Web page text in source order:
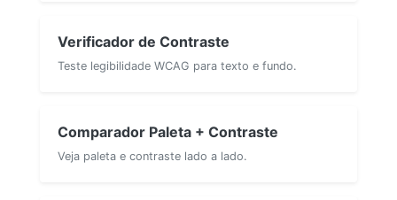
Verificador de Contraste
Teste legibilidade WCAG para texto e fundo.
Comparador Paleta + Contraste
Veja paleta e contraste lado a lado.